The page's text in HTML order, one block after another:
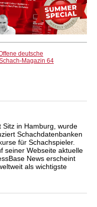
deutsche
Magazin 64
Sitz in Hamburg, wurde
Schachdatenbanken
für Schachspieler.
seiner Webseite aktuelle
News erscheint
als wichtigste